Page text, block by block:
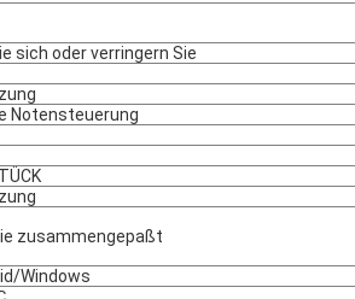
sich oder verringern Sie
Notensteuerung
zusammengepaßt
Windows